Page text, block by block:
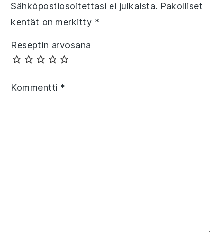
Sähköpostiosoitettasi ei julkaista. Pakolliset
kentät on merkitty *
Reseptin arvosana
Kommentti *